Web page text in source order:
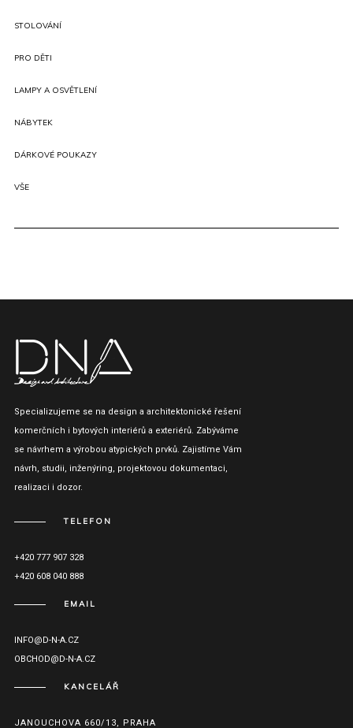
STOLOVÁNÍ
PRO DĚTI
LAMPY A OSVĚTLENÍ
NÁBYTEK
DÁRKOVÉ POUKAZY
VŠE
Specializujeme se na design a architektonické řešení
komerčních i bytových interiérů a exteriérů. Zabýváme
se návrhem a výrobou atypických prvků. Zajistíme Vám
návrh, studii, inženýring, projektovou dokumentaci,
realizaci i dozor.
TELEFON
+420 777 907 328
+420 608 040 888
EMAIL
INFO@D-N-A.CZ
OBCHOD@D-N-A.CZ
KANCELÁŘ
JANOUCHOVA 660/13, PRAHA